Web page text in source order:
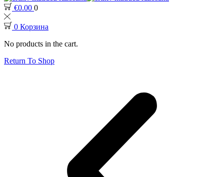
€0.00 0
0 Корзина
No products in the cart.
Return To Shop